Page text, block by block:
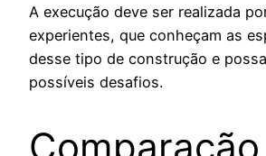
A execução deve ser realizada
experientes, que conheçam as
desse tipo de construção e
possíveis desafios.